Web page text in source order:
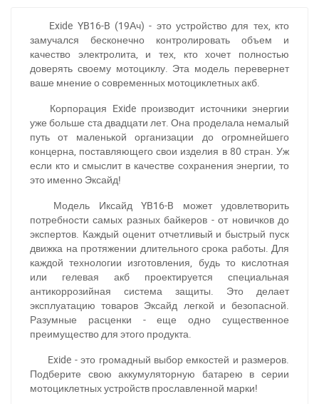
Exide YB16-B (19Ач) - это устройство для тех, кто
замучался бесконечно контролировать объем и
качество электролита, и тех, кто хочет полностью
доверять своему мотоциклу. Эта модель перевернет
ваше мнение о современных мотоциклетных акб.
Корпорация Exide производит источники энергии
уже больше ста двадцати лет. Она проделала немалый
путь от маленькой организации до огромнейшего
концерна, поставляющего свои изделия в 80 стран. Уж
если кто и смыслит в качестве сохранения энергии, то
это именно Эксайд!
Модель Иксайд YB16-B может удовлетворить
потребности самых разных байкеров - от новичков до
экспертов. Каждый оценит отчетливый и быстрый пуск
движка на протяжении длительного срока работы. Для
каждой технологии изготовления, будь то кислотная
или гелевая акб проектируется специальная
антикоррозийная система защиты. Это делает
эксплуатацию товаров Эксайд легкой и безопасной.
Разумные расценки - еще одно существенное
преимущество для этого продукта.
Exide - это громадный выбор емкостей и размеров.
Подберите свою аккумуляторную батарею в серии
мотоциклетных устройств прославленной марки!